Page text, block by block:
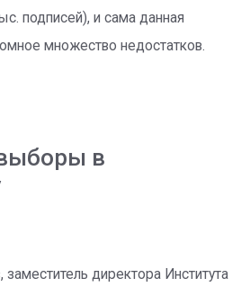
подписей), и сама данная
множество недостатков.
в
директора Института